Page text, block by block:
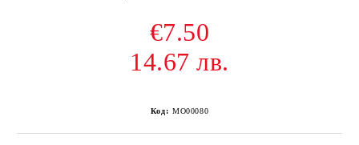
€7.50
14.67 лв.
Код: MO00080